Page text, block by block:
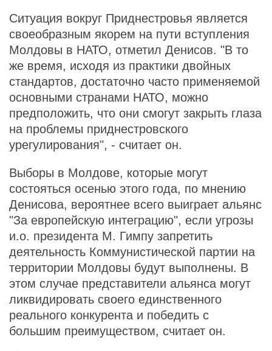
Ситуация вокруг Приднестровья является
своеобразным якорем на пути вступления
Молдовы в НАТО, отметил Денисов. "В то
же время, исходя из практики двойных
стандартов, достаточно часто применяемой
основными странами НАТО, можно
предположить, что они смогут закрыть глаза
на проблемы приднестровского
урегулирования", - считает он.
Выборы в Молдове, которые могут
состояться осенью этого года, по мнению
Денисова, вероятнее всего выиграет альянс
"За европейскую интеграцию", если угрозы
и.о. президента М. Гимпу запретить
деятельность Коммунистической партии на
территории Молдовы будут выполнены. В
этом случае представители альянса могут
ликвидировать своего единственного
реального конкурента и победить с
большим преимуществом, считает он.